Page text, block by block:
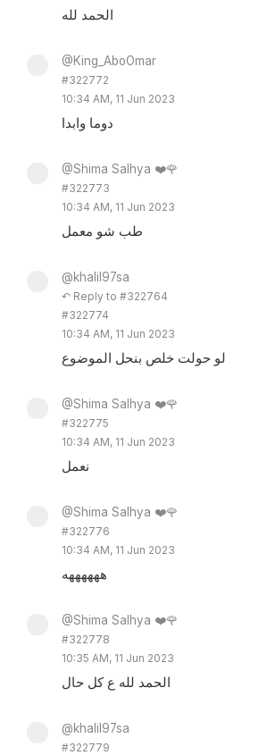
الحمد لله
@King_AboOmar
#322772
10:34 AM, 11 Jun 2023
دوما وابدا
@Shima Salhya ❤️🌹
#322773
10:34 AM, 11 Jun 2023
طب شو معمل
@khalil97sa
↶ Reply to #322764
#322774
10:34 AM, 11 Jun 2023
لو حولت خلص بنحل الموضوع
@Shima Salhya ❤️🌹
#322775
10:34 AM, 11 Jun 2023
نعمل
@Shima Salhya ❤️🌹
#322776
10:34 AM, 11 Jun 2023
ههههههه
@Shima Salhya ❤️🌹
#322778
10:35 AM, 11 Jun 2023
الحمد لله ع كل حال
@khalil97sa
#322779